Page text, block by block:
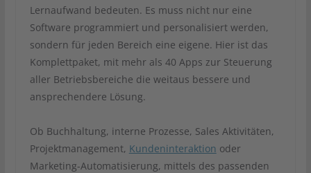
Lernaufwand bedeuten. Es muss nicht nur eine
Software programmiert und personalisiert werden,
sondern für jeden Bereich eine eigene. Hier ist das
Komplettpaket, mit mehr als 40 Apps zur Steuerung
aller Betriebsbereiche die weitaus bessere und
ansprechendere Lösung.
Ob Buchhaltung, interne Prozesse, Sales Aktivitäten,
Projektmanagement, Kundeninteraktion oder
Marketing-Automatisierung, mittels des passenden